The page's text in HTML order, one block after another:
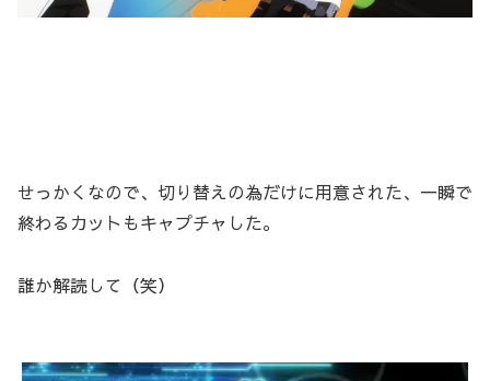
せっかくなので、切り替えの為だけに用意された、一瞬で
終わるカットもキャプチャした。
誰か解読して（笑）